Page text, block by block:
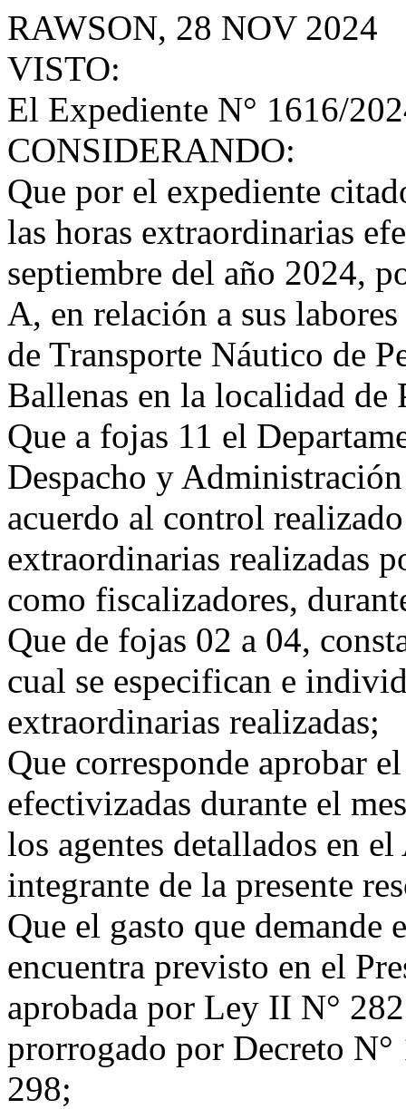
RAWSON, 28 NOV 2024
VISTO:
El Expediente N° 1616/
CONSIDERANDO:
Que por el expediente
las horas extraordinarias
septiembre del año 2024,
A, en relación a sus
de Transporte Náutico de
Ballenas en la localidad de
Que a fojas 11 el
Despacho y
acuerdo al control
extraordinarias realizadas
como fiscalizadores,
Que de fojas 02 a 04,
cual se especifican e
extraordinarias realizadas;
Que corresponde aprobar
efectivizadas durante el
los agentes detallados en
integrante de la presente
Que el gasto que demande
encuentra previsto en el
aprobada por Ley II N°
prorrogado por Decreto
298;